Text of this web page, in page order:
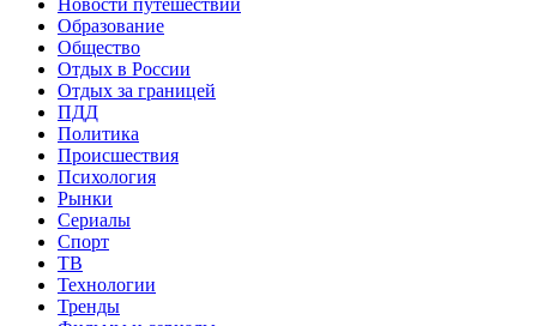
Новости путешествий
Образование
Общество
Отдых в России
Отдых за границей
ПДД
Политика
Происшествия
Психология
Рынки
Сериалы
Спорт
ТВ
Технологии
Тренды